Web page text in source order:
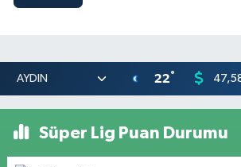
22°
Süper Lig Puan Durumu